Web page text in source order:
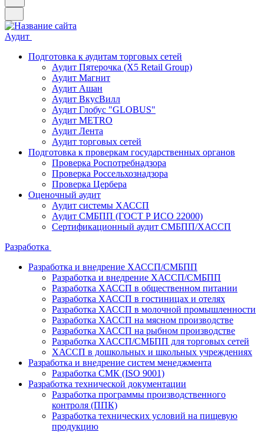
Аудит
Подготовка к аудитам торговых сетей
Аудит Пятерочка (X5 Retail Group)
Аудит Магнит
Аудит Ашан
Аудит ВкусВилл
Аудит Глобус "GLOBUS"
Аудит METRO
Аудит Лента
Аудит торговых сетей
Подготовка к проверкам государственных органов
Проверка Роспотребнадзора
Проверка Россельхознадзора
Проверка Цербера
Оценочный аудит
Аудит системы ХАССП
Аудит СМБПП (ГОСТ Р ИСО 22000)
Сертификационный аудит СМБПП/ХАССП
Разработка
Разработка и внедрение ХАССП/СМБПП
Разработка и внедрение ХАССП/СМБПП
Разработка ХАССП в общественном питании
Разработка ХАССП в гостиницах и отелях
Разработка ХАССП в молочной промышленности
Разработка ХАССП на мясном производстве
Разработка ХАССП на рыбном производстве
Разработка ХАССП/СМБПП для торговых сетей
ХАССП в дошкольных и школьных учреждениях
Разработка и внедрение систем менеджмента
Разработка СМК (ISO 9001)
Разработка технической документации
Разработка программы производственного
контроля (ППК)
Разработка технических условий на пищевую
продукцию